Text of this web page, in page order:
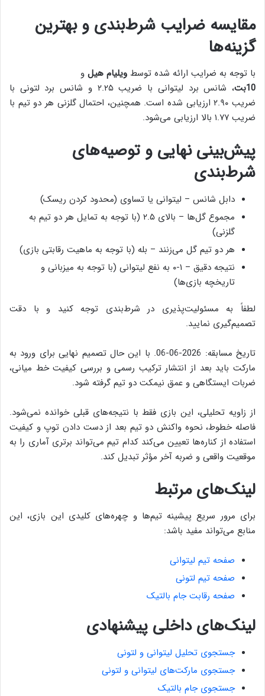
مقایسه ضرایب شرط‌بندی و بهترین
گزینه‌ها
با توجه به ضرایب ارائه شده توسط ویلیام هیل و
10بت
، شانس برد لیتوانی با ضریب ۲.۲۵ و شانس برد لتونی با
ضریب ۲.۹۰ ارزیابی شده است. همچنین، احتمال گلزنی هر دو تیم با
ضریب ۱.۷۷ بالا ارزیابی می‌شود.
پیش‌بینی نهایی و توصیه‌های
شرط‌بندی
دابل شانس – لیتوانی یا تساوی (محدود کردن ریسک)
مجموع گل‌ها – بالای ۲.۵ (با توجه به تمایل هر دو تیم به
گلزنی)
هر دو تیم گل می‌زنند – بله (با توجه به ماهیت رقابتی بازی)
نتیجه دقیق – ۱-۰ به نفع لیتوانی (با توجه به میزبانی و
تاریخچه بازی‌ها)
لطفاً به مسئولیت‌پذیری در شرط‌بندی توجه کنید و با دقت
تصمیم‌گیری نمایید.
تاریخ مسابقه: 2026-06-06. با این حال تصمیم نهایی برای ورود به
مارکت باید بعد از انتشار ترکیب رسمی و بررسی کیفیت خط میانی،
ضربات ایستگاهی و عمق نیمکت دو تیم گرفته شود.
از زاویه تحلیلی، این بازی فقط با نتیجه‌های قبلی خوانده نمی‌شود.
فاصله خطوط، نحوه واکنش دو تیم بعد از دست دادن توپ و کیفیت
استفاده از کناره‌ها تعیین می‌کند کدام تیم می‌تواند برتری آماری را به
موقعیت واقعی و ضربه آخر مؤثر تبدیل کند.
لینک‌های مرتبط
برای مرور سریع پیشینه تیم‌ها و چهره‌های کلیدی این بازی، این
منابع می‌تواند مفید باشد:
صفحه تیم لیتوانی
صفحه تیم لتونی
صفحه رقابت جام بالتیک
لینک‌های داخلی پیشنهادی
جستجوی تحلیل لیتوانی و لتونی
جستجوی مارکت‌های لیتوانی و لتونی
جستجوی جام بالتیک